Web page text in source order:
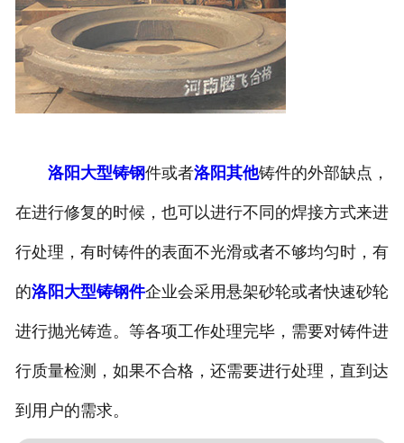
洛阳大型铸钢件或者洛阳其他铸件的外部缺点，
在进行修复的时候，也可以进行不同的焊接方式来进
行处理，有时铸件的表面不光滑或者不够均匀时，有
的洛阳大型铸钢件企业会采用悬架砂轮或者快速砂轮
进行抛光铸造。等各项工作处理完毕，需要对铸件进
行质量检测，如果不合格，还需要进行处理，直到达
到用户的需求。